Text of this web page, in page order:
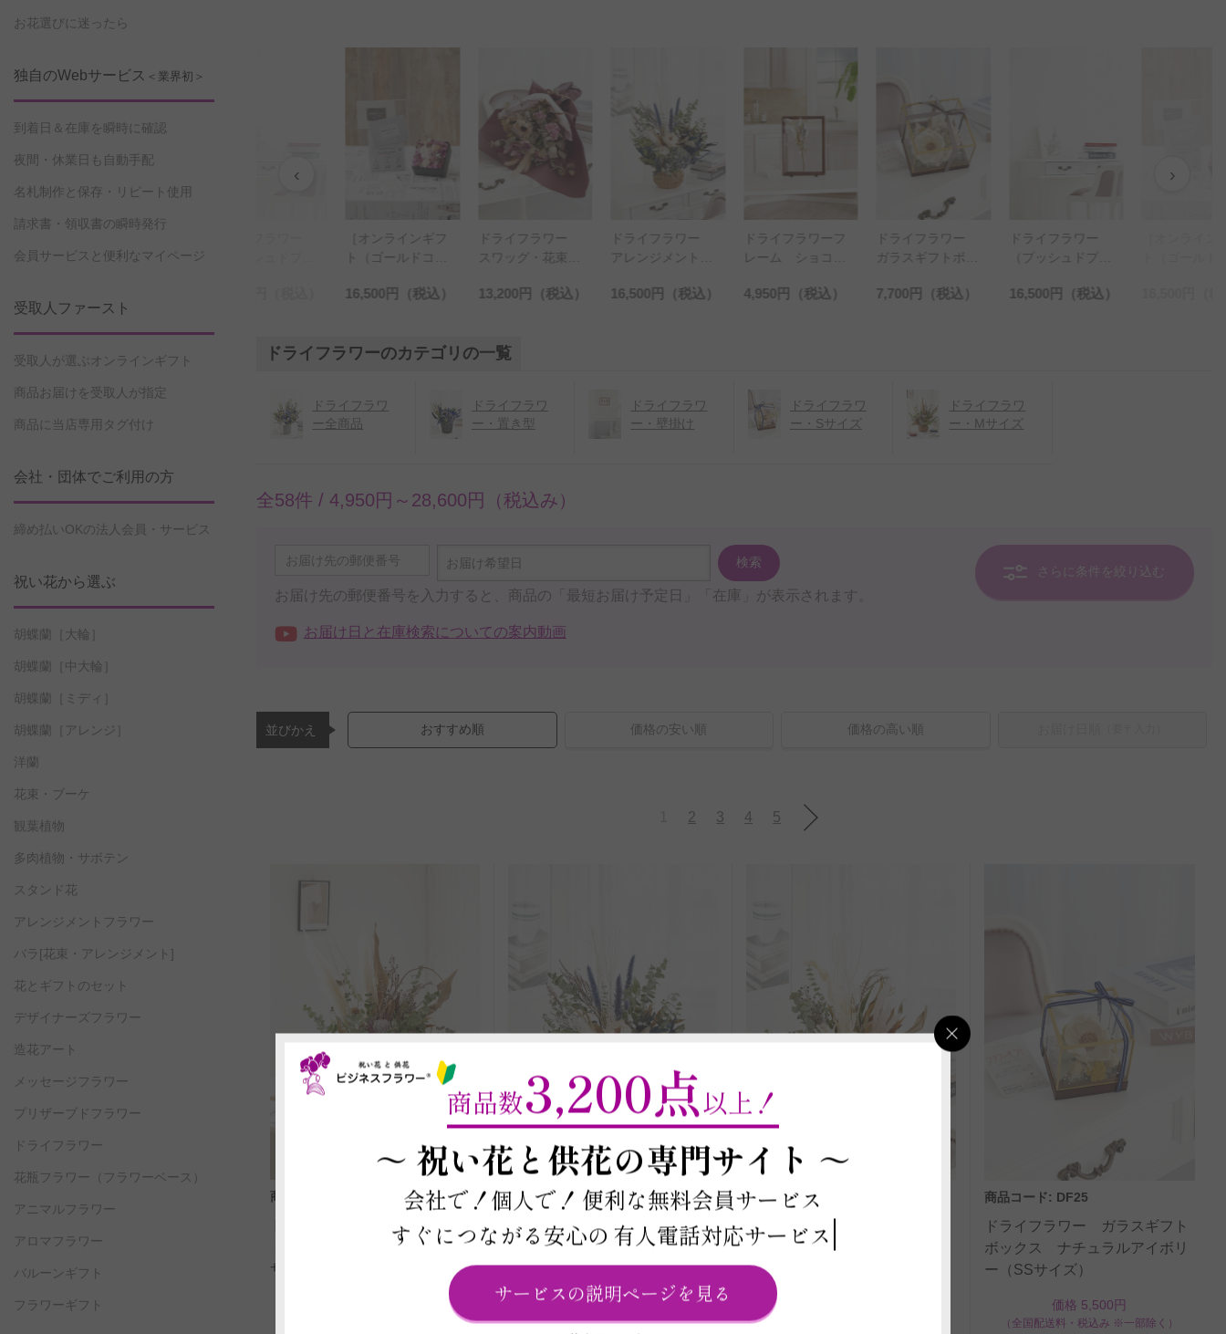
‹ ›
ョコラ
アレンジメント
イズ）
ドライフラワー
スワッグ・花束
イズ）
13,200円 （税込）
ドライフラワー
アレンジメント
レンジメント（Mサ
16,500円 （税込）
ドライフラワーフ
レーム ショコラ
ンダー
4,950円（税込）
ドライフラワー
ガラスギフトボッ
アイボリー（Sサイ
7,700円 （税込）
ドライフラワー
（プッシュドプラ
リンギア A4サイ
16,500円 （税込）
［オンラインギフ
ト（ゴールドコー
イフラワー ペー
16,500円 （税込）
ドライフラワーのカテゴリの一覧
ドライフラワ
ー全商品
ドライフラワ
ー・置き型
ドライフラワ
ー・壁掛け
ドライフラワ
ー・Sサイズ
ドライフラワ
ー・Mサイズ
全58件 /4,950円～28,600円（税込み）
お届け希望日 検索
お届け先の郵便番号を入力すると、商品の「最短お届け予定日」「在庫」が表示されます。
お届け日と在庫検索についての案内動画
さらに条件を絞り込む
並びかえ おすすめ順 価格の安い順 価格の高い順
2 3 4 5
商品コード: DF55
ドライフラワー アレンジメン
ト ナチュラルアイボリー（M
サイズ）
（全国配送料・税込み ※一部除く）
商品コード: DF54
ドライフラワー アレンジメン
ト ダスティブルーアレンジメ
ント（Mサイズ）
価格 16,500円
（全国配送料・税込み ※一部除く）
商品コード: DF53
ドライフラワー アレンジメン
（全国配送料・税込み ※一部除く）
商品コード: DF25
ドライフラワー ガラスギフト
ボックス ナチュラルアイボリ
ー（SSサイズ）
価格 5,500円
（全国配送料・税込み ※一部除く）
お花選びに迷ったら
独自のWebサービス ＜業界初＞
到着日＆在庫を瞬時に確認
夜間・休業日も自動手配
名札制作と保存・リピート使用
請求書・領収書の瞬時発行
会員サービスと便利なマイページ
受取人ファースト
受取人が選ぶオンラインギフト
商品お届けを受取人が指定
商品に当店専用タグ付け
会社・団体でご利用の方
締め払いOKの法人会員・サービス
祝い花から選ぶ
胡蝶蘭［大輪］
胡蝶蘭［中大輪］
胡蝶蘭［ミディ］
胡蝶蘭［アレンジ］
洋蘭
花束・ブーケ
観葉植物
多肉植物・サボテン
スタンド花
アレンジメントフラワー
バラ[花束・アレンジメント]
花とギフトのセット
デザイナーズフラワー
造花アート
メッセージフラワー
プリザーブドフラワー
ドライフラワー
花瓶フラワー （フラワーベース）
アニマルフラワー
アロマフラワー
バルーンギフト
フラワーギフト
商品数3,200点以上！
～ 祝い花と供花の専門サイト ～
会社で！個人で！ 便利な無料会員サービス
すぐにつながる安心の 有人電話対応サービス
サービスの説明ページを見る